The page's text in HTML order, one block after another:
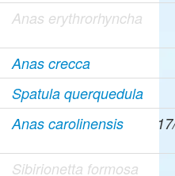
Anas erythrorhyncha
Anas crecca
Spatula querquedula
Anas carolinensis
Sibirionetta formosa